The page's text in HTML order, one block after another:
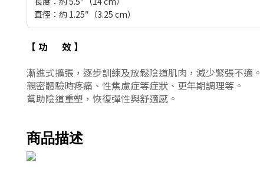
直徑：約 1.25″（3.25 cm）
【 功 效 】
漸進式擴張，逐步訓練及放鬆陰道肌肉，減少緊張不適。
親密體驗時疼痛、性焦慮症等症狀 、 更年期調理等。
幫助陰道重塑，恢復彈性與舒適感。
商品描述